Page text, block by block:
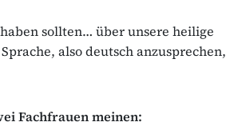
sollten… über unsere heilige
also deutsch anzusprechen,
Fachfrauen meinen: